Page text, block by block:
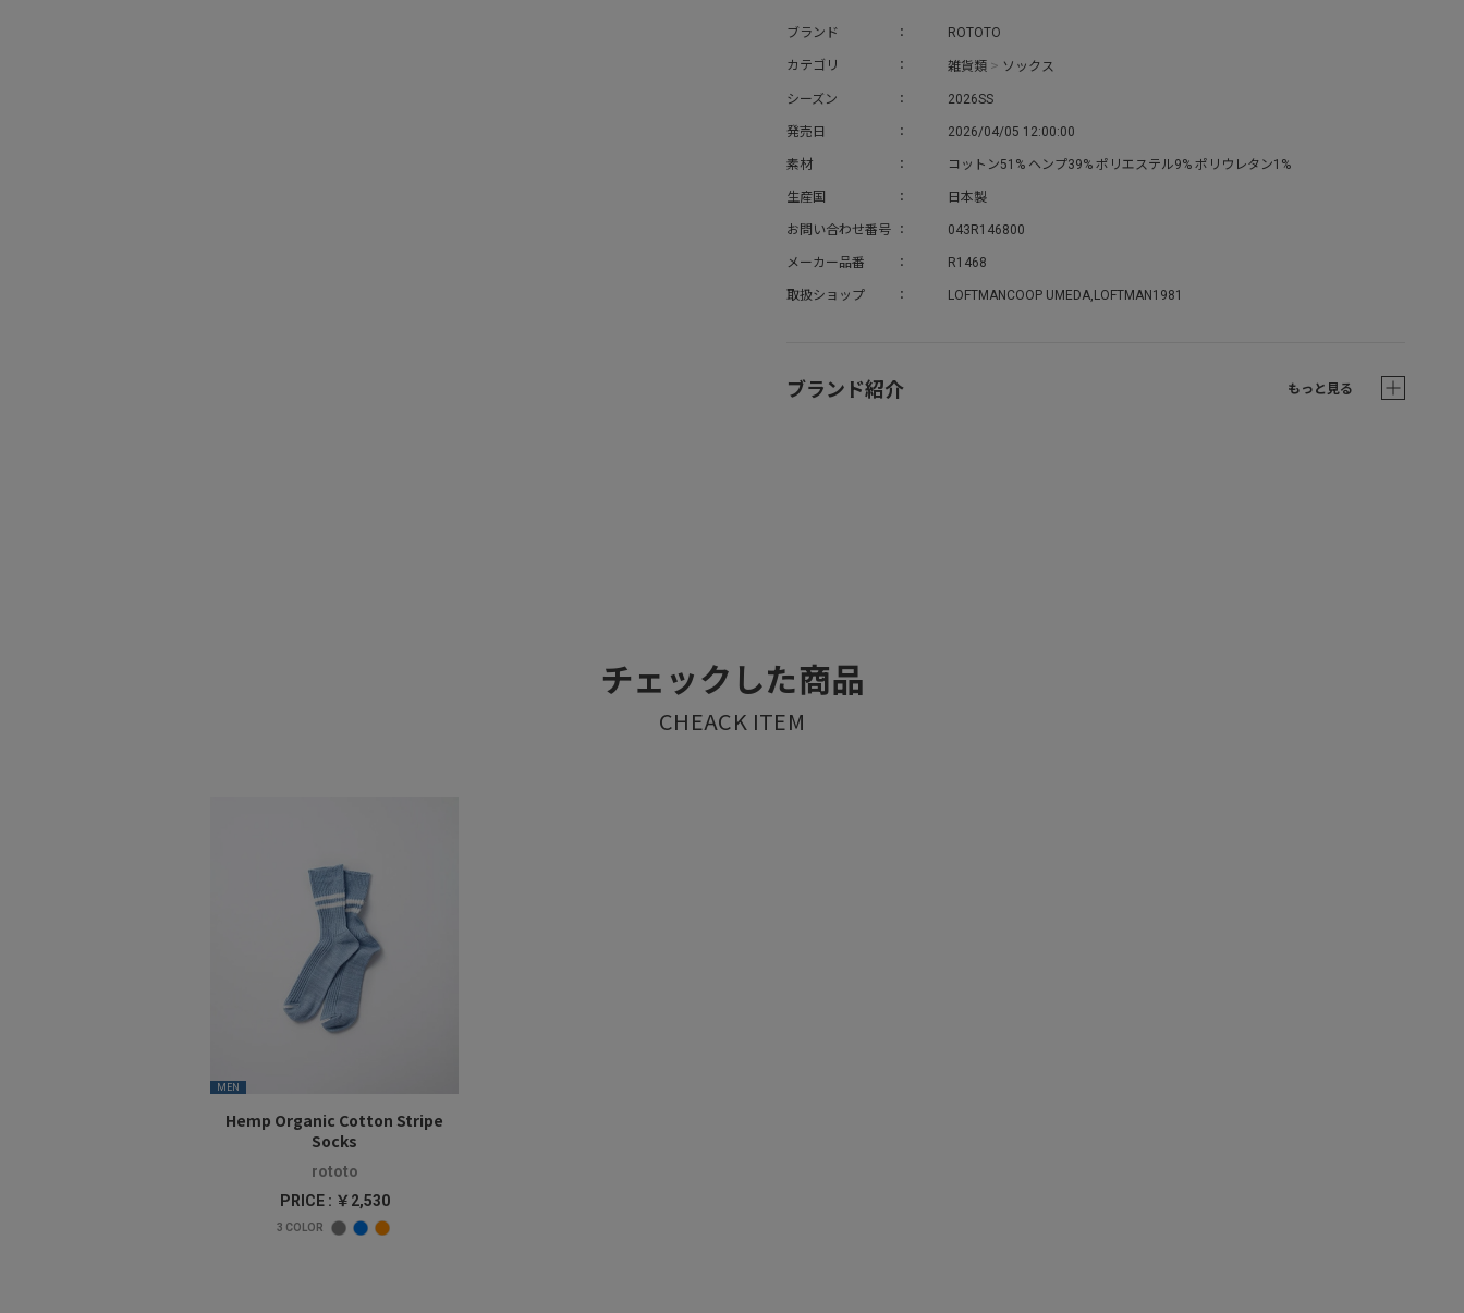
ブランド ROTOTO
カテゴリ 雑貨類 > ソックス
シーズン 2026SS
発売日 2026/04/05 12:00:00
素材 コットン51% ヘンプ39% ポリエステル9% ポリウレタン1%
生産国 日本製
お問い合わせ番号 043R146800
メーカー品番 R1468
取扱ショップ LOFTMANCOOP UMEDA,LOFTMAN1981
ブランド紹介 もっと見る
チェックした商品
MEN
Hemp Organic Cotton Stripe
Socks
rototo
PRICE : ￥2,530
3 COLOR